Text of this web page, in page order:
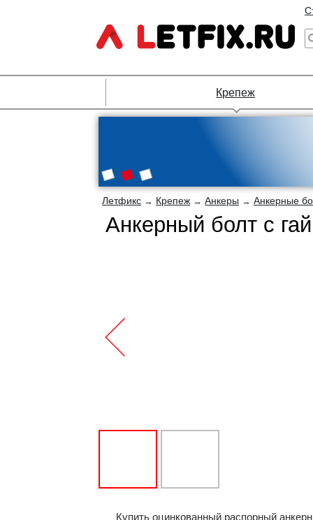
Крепеж
Летфикс → Крепеж → Анкеры → Анкерные
Анкерный болт с
Купить оцинкованный распорный